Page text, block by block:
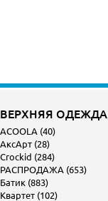
ВЕРХНЯЯ ОДЕЖДА
ACOOLA (40)
АксАрт (28)
Crockid (284)
РАСПРОДАЖА (653)
Батик (883)
Квартет (102)